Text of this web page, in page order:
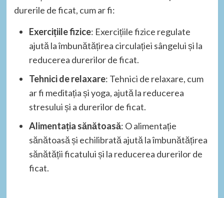
durerile de ficat, cum ar fi:
Exercițiile fizice: Exercițiile fizice regulate
ajută la îmbunătățirea circulației sângelui și la
reducerea durerilor de ficat.
Tehnici de relaxare: Tehnici de relaxare, cum
ar fi meditația și yoga, ajută la reducerea
stresului și a durerilor de ficat.
Alimentația sănătoasă: O alimentație
sănătoasă și echilibrată ajută la îmbunătățirea
sănătății ficatului și la reducerea durerilor de
ficat.